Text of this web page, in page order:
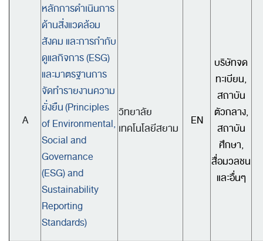
A
หลักการดำเนินการ
ด้านสิ่งแวดล้อม
สังคม และการกำกับ
ดูแลกิจการ (ESG)
และมาตรฐานการ
จัดทำรายงานความ
ยั่งยืน(Principles
of Environmental,
Social and
Governance
(ESG) and
Sustainability
Reporting
Standards)
วิทยาลัย
เทคโนโลยีสยาม
EN
บริษัทจด
ทะเบียน,
สถาบัน
ตัวกลาง,
สถาบัน
ศึกษา,
สื่อมวลชน
และอื่นๆ